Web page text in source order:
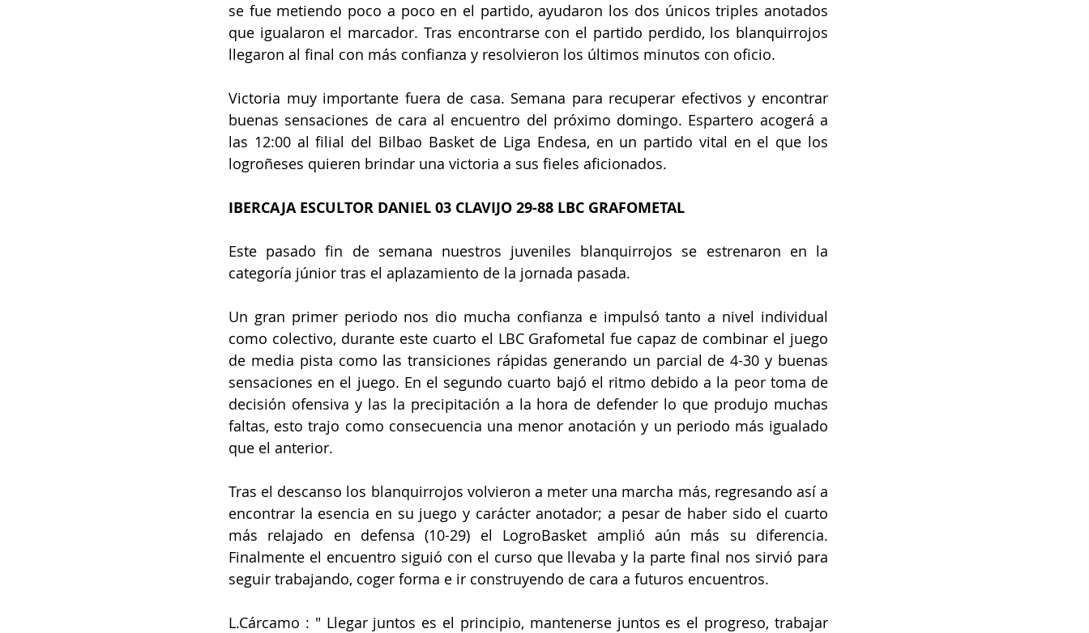
se fue metiendo poco a poco en el partido, ayudaron los dos únicos triples anotados
que igualaron el marcador. Tras encontrarse con el partido perdido, los blanquirrojos
llegaron al final con más confianza y resolvieron los últimos minutos con oficio.
Victoria muy importante fuera de casa. Semana para recuperar efectivos y encontrar
buenas sensaciones de cara al encuentro del próximo domingo. Espartero acogerá a
las 12:00 al filial del Bilbao Basket de Liga Endesa, en un partido vital en el que los
logroñeses quieren brindar una victoria a sus fieles aficionados.
IBERCAJA ESCULTOR DANIEL 03 CLAVIJO 29-88 LBC GRAFOMETAL
Este pasado fin de semana nuestros juveniles blanquirrojos se estrenaron en la
categoría júnior tras el aplazamiento de la jornada pasada.
Un gran primer periodo nos dio mucha confianza e impulsó tanto a nivel individual
como colectivo, durante este cuarto el LBC Grafometal fue capaz de combinar el juego
de media pista como las transiciones rápidas generando un parcial de 4-30 y buenas
sensaciones en el juego. En el segundo cuarto bajó el ritmo debido a la peor toma de
decisión ofensiva y las la precipitación a la hora de defender lo que produjo muchas
faltas, esto trajo como consecuencia una menor anotación y un periodo más igualado
que el anterior.
Tras el descanso los blanquirrojos volvieron a meter una marcha más, regresando así a
encontrar la esencia en su juego y carácter anotador; a pesar de haber sido el cuarto
más relajado en defensa (10-29) el LogroBasket amplió aún más su diferencia.
Finalmente el encuentro siguió con el curso que llevaba y la parte final nos sirvió para
seguir trabajando, coger forma e ir construyendo de cara a futuros encuentros.
L.Cárcamo : " Llegar juntos es el principio, mantenerse juntos es el progreso, trabajar